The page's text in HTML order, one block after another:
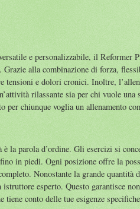
e personalizzabile, il Reformer
alla combinazione di forza,
tensioni e dolori cronici. Inoltre,
rilassante sia per chi vuole
per chiunque voglia un allenamento
la parola d’ordine. Gli esercizi si
in piedi. Ogni posizione offre la
Nonostante la grande
esperto. Questo garantisce
tiene conto delle tue esigenze